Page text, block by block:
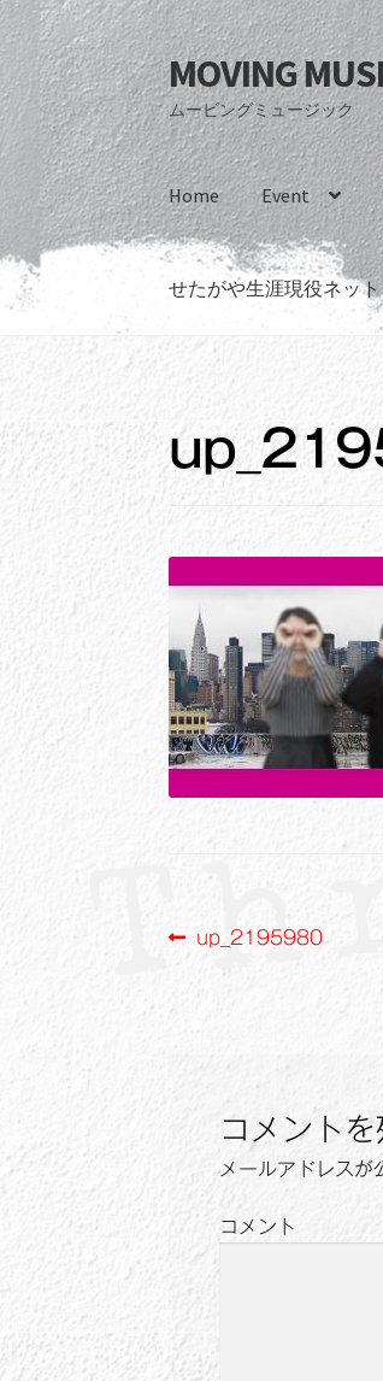
ナ
ビ
ゲ
ー
シ
ョ
ン
ス
コ
ン
テ
ン
ツ
へ
ス
ッ
MOVING
ムービングミュージック
Home Event
せたがや生涯現役ネッ
投
稿
ゲ
シ
ョ
ン
前
投
up_2195980
コメントを
メールアドレスが
コメント